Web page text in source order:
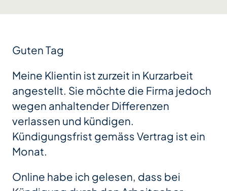
Guten Tag
Meine Klientin ist zurzeit in Kurzarbeit
angestellt. Sie möchte die Firma jedoch
wegen anhaltender Differenzen
verlassen und kündigen.
Kündigungsfrist gemäss Vertrag ist ein
Monat.
Online habe ich gelesen, dass bei